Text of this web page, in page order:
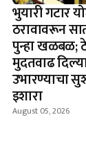
भुयारी गटार
ठरावावरून
पुन्हा खळबळ;
मुदतवाढ
उभारण्याचा
इशारा
August 05, 2026